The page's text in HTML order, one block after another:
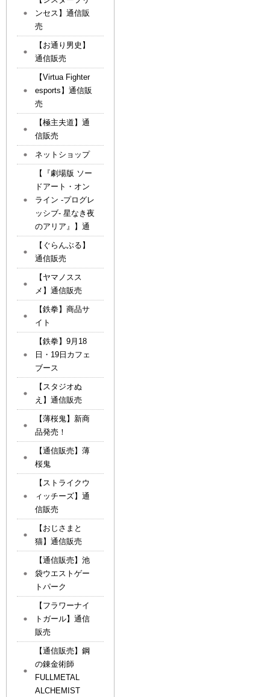
ンセス】通信販
売
【お通り男史】
通信販売
【Virtua Fighter
esports】通信販
売
【極主夫道】通
信販売
ネットショップ
【『劇場版 ソー
ドアート・オン
ライン -プログレ
ッシブ- 星なき夜
のアリア』】通
【ぐらんぶる】
通信販売
【ヤマノスス
メ】通信販売
【鉄拳】商品サ
イト
【鉄拳】9月18
日・19日カフェ
ブース
【スタジオぬ
え】通信販売
【薄桜鬼】新商
品発売！
【通信販売】薄
桜鬼
【ストライクウ
ィッチーズ】通
信販売
【おじさまと
猫】通信販売
【通信販売】池
袋ウエストゲー
トパーク
【フラワーナイ
トガール】通信
販売
【通信販売】鋼
の錬金術師
FULLMETAL
ALCHEMIST